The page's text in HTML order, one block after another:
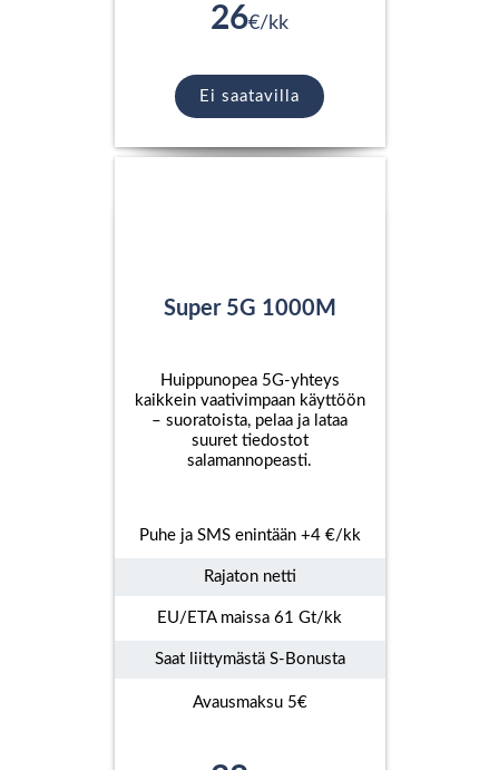
26€/kk
Ei saatavilla
Super 5G 1000M
Huippunopea 5G-yhteys
kaikkein vaativimpaan käyttöön
– suoratoista, pelaa ja lataa
suuret tiedostot
salamannopeasti.
Puhe ja SMS enintään +4 €/kk
Rajaton netti
EU/ETA maissa 61 Gt/kk
Saat liittymästä S-Bonusta
Avausmaksu 5€